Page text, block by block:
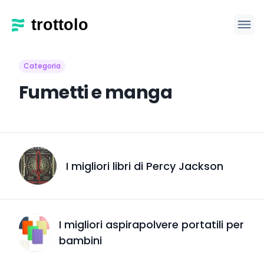
Categoria
Fumetti e manga
I migliori libri di Percy Jackson
I migliori aspirapolvere portatili per
bambini